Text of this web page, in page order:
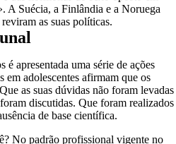
A Suécia, a Finlândia e a Noruega
as suas políticas.
é apresentada uma série de ações
em adolescentes afirmam que os
as suas dúvidas não foram levadas
discutidas. Que foram realizados
de base científica.
No padrão profissional vigente no